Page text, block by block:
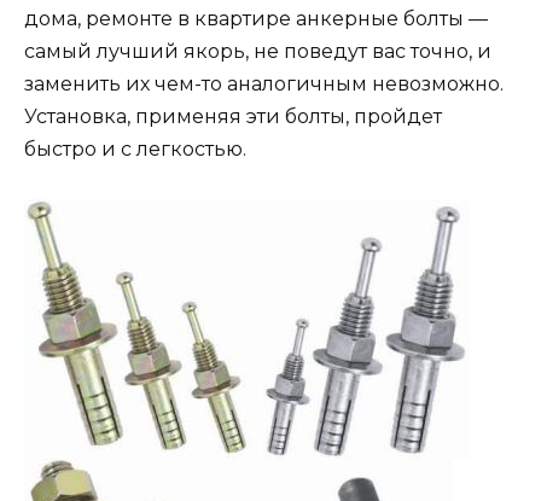
дома, ремонте в квартире анкерные болты —
самый лучший якорь, не поведут вас точно, и
заменить их чем-то аналогичным невозможно.
Установка, применяя эти болты, пройдет
быстро и с легкостью.